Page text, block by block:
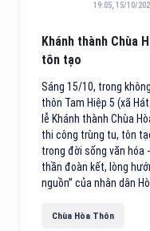
19:05, 15/10/
Khánh thành Chùa
tôn tạo
Sáng 15/10, trong
thôn Tam Hiệp 5 (xã
lễ Khánh thành Chùa
thi công trùng tu, tôn
trong đời sống văn hóa
thần đoàn kết, lòng
nguồn” của nhân dân
Chùa Hòa Thôn